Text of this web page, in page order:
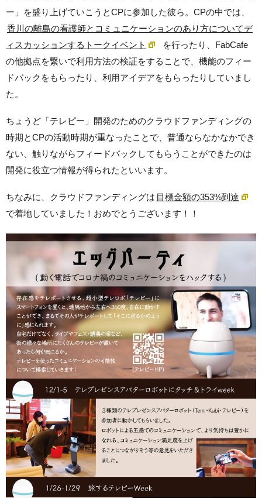
ー」
を盛り上げていこうとCPに参加した彼ら。CPの中では、
香川の離島の看護師とコミュニケーションのあり方についてデ
ィスカッションするトークイベント
を行ったり、FabCafe
の他拠点を繋いで利用方法の検証をすることで、機能のフィー
ドバックをもらったり、利用アイデアをもらったりしていまし
た。
ちょうど「テレピー」開発のためのクラウドファンディングの
時期とCPの活動時期が重なったことで、普通ならなかなかでき
ない、触りながらフィードバックしてもらうことができたのは
開発に役立つ情報が得られたといいます。
ちなみに、クラウドファンディングは 目標金額の353%到達
で着地していました！おめでとうございます！！